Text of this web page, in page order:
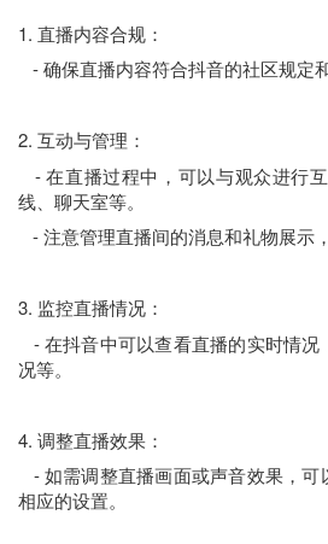
1. 直播内容合规：
- 确保直播内容符合抖音的社区规定
2. 互动与管理：
- 在直播过程中，可以与观众进行
线、聊天室等。
- 注意管理直播间的消息和礼物展示
3. 监控直播情况：
- 在抖音中可以查看直播的实时情况
况等。
4. 调整直播效果：
- 如需调整直播画面或声音效果，可
相应的设置。